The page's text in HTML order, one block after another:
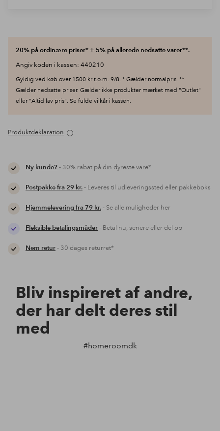
20% på ordinære priser* + 5% på allerede nedsatte varer**.
Angiv koden i kassen: 440210
Gyldig ved køb over 1500 kr t.o.m. 9/8. * Gælder normalpris. **
Gælder nedsatte priser. Gælder ikke produkter mærket med "Outlet"
eller "Altid lav pris". Se fulde vilkår i kassen.
Produktdeklaration
Ny kunde?- 30% rabat på din dyreste vare*
Postpakke fra 29 kr.- Leveres til udleveringssted eller pakkeboks
Hjemmelevering fra 79 kr.- Se alle muligheder her
Fleksible betalingsmåder- Betal nu, senere eller del op
Nem retur- 30 dages returret*
Bliv inspireret af andre,
der har delt deres stil
med
#homeroomdk